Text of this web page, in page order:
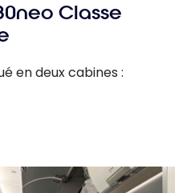
Classe
en deux cabines :